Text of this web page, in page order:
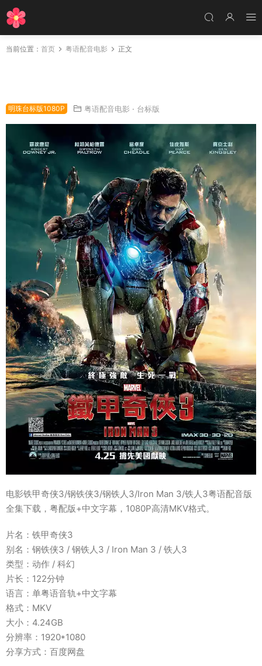
当前位置： 首页 粤语配音电影 正文
明珠台标版1080P 粤语配音电影 · 台标版
电影铁甲奇侠3/钢铁侠3/钢铁人3/Iron Man 3/铁人3粤语配音版
全集下载，粤配版+中文字幕，1080P高清MKV格式。
片名：铁甲奇侠3
别名：钢铁侠3 / 钢铁人3 / Iron Man 3 / 铁人3
类型：动作 / 科幻
片长：122分钟
语言：单粤语音轨+中文字幕
格式：MKV
大小：4.24GB
分辨率：1920*1080
分享方式：百度网盘